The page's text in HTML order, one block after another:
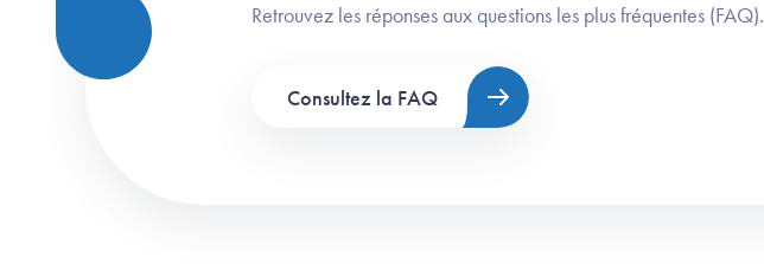
Retrouvez les réponses aux questions les plus fréquentes (FAQ).
Consultez la FAQ